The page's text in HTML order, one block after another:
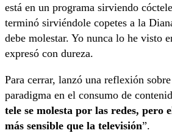
está en un programa sirviendo
terminó sirviéndole copetes a la
debe molestar. Yo nunca lo he visto
expresó con dureza.
Para cerrar, lanzó una reflexión
paradigma en el consumo de
tele se molesta por las redes, pero
más sensible que la televisión”.